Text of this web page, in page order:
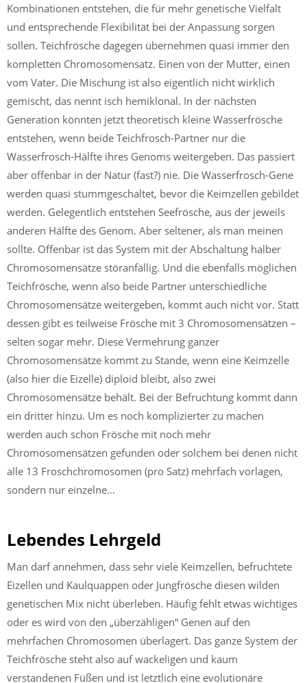
Kombinationen entstehen, die für mehr genetische Vielfalt
und entsprechende Flexibilität bei der Anpassung sorgen
sollen. Teichfrösche dagegen übernehmen quasi immer den
kompletten Chromosomensatz. Einen von der Mutter, einen
vom Vater. Die Mischung ist also eigentlich nicht wirklich
gemischt, das nennt isch hemiklonal. In der nächsten
Generation könnten jetzt theoretisch kleine Wasserfrösche
entstehen, wenn beide Teichfrosch-Partner nur die
Wasserfrosch-Hälfte ihres Genoms weitergeben. Das passiert
aber offenbar in der Natur (fast?) nie. Die Wasserfrosch-Gene
werden quasi stummgeschaltet, bevor die Keimzellen gebildet
werden. Gelegentlich entstehen Seefrösche, aus der jeweils
anderen Hälfte des Genom. Aber seltener, als man meinen
sollte. Offenbar ist das System mit der Abschaltung halber
Chromosomensätze störanfällig. Und die ebenfalls möglichen
Teichfrösche, wenn also beide Partner unterschiedliche
Chromosomensätze weitergeben, kommt auch nicht vor. Statt
dessen gibt es teilweise Frösche mit 3 Chromosomensätzen –
selten sogar mehr. Diese Vermehrung ganzer
Chromosomensätze kommt zu Stande, wenn eine Keimzelle
(also hier die Eizelle) diploid bleibt, also zwei
Chromosomensätze behält. Bei der Befruchtung kommt dann
ein dritter hinzu. Um es noch komplizierter zu machen
werden auch schon Frösche mit noch mehr
Chromosomensätzen gefunden oder solchem bei denen nicht
alle 13 Froschchromosomen (pro Satz) mehrfach vorlagen,
sondern nur einzelne…
Lebendes Lehrgeld
Man darf annehmen, dass sehr viele Keimzellen, befruchtete
Eizellen und Kaulquappen oder Jungfrösche diesen wilden
genetischen Mix nicht überleben. Häufig fehlt etwas wichtiges
oder es wird von den „überzähligen“ Genen auf den
mehrfachen Chromosomen überlagert. Das ganze System der
Teichfrösche steht also auf wackeligen und kaum
verstandenen Füßen und ist letztlich eine evolutionäre